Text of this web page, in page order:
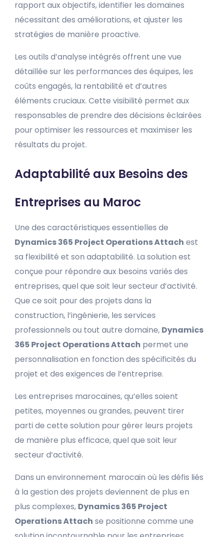
rapport aux objectifs, identifier les domaines
nécessitant des améliorations, et ajuster les
stratégies de manière proactive.
Les outils d’analyse intégrés offrent une vue
détaillée sur les performances des équipes, les
coûts engagés, la rentabilité et d’autres
éléments cruciaux. Cette visibilité permet aux
responsables de prendre des décisions éclairées
pour optimiser les ressources et maximiser les
résultats du projet.
Adaptabilité aux Besoins des
Entreprises au Maroc
Une des caractéristiques essentielles de
Dynamics 365 Project Operations Attach est
sa flexibilité et son adaptabilité. La solution est
conçue pour répondre aux besoins variés des
entreprises, quel que soit leur secteur d’activité.
Que ce soit pour des projets dans la
construction, l’ingénierie, les services
professionnels ou tout autre domaine, Dynamics
365 Project Operations Attach permet une
personnalisation en fonction des spécificités du
projet et des exigences de l’entreprise.
Les entreprises marocaines, qu’elles soient
petites, moyennes ou grandes, peuvent tirer
parti de cette solution pour gérer leurs projets
de manière plus efficace, quel que soit leur
secteur d’activité.
Dans un environnement marocain où les défis liés
à la gestion des projets deviennent de plus en
plus complexes, Dynamics 365 Project
Operations Attach se positionne comme une